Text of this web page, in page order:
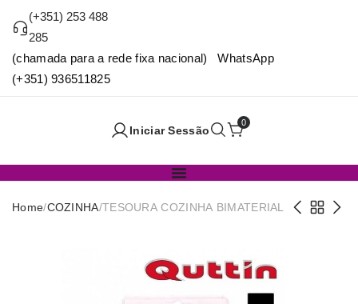
(+351) 253 488
285
(chamada para a rede fixa nacional) WhatsApp
(+351) 936511825
Iniciar Sessão
0
Home/COZINHA/TESOURA COZINHA BIMATERIAL